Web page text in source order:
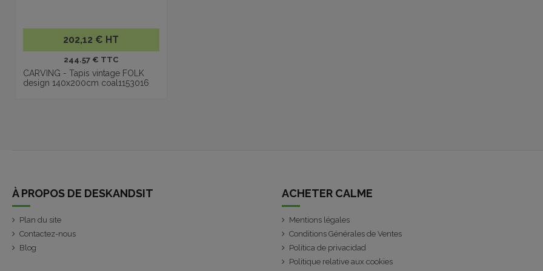
202,12 € HT
244.57 € TTC
CARVING - Tapis vintage FOLK
design 140x200cm coal1153016
À PROPOS DE DESKANDSIT
Plan du site
Contactez-nous
Blog
ACHETER CALME
Mentions légales
Conditions Générales de Ventes
Política de privacidad
Politique relative aux cookies